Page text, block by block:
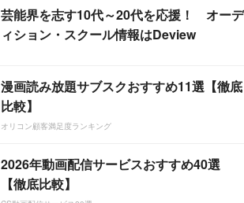
芸能界を志す10代～20代を応援！ オーデ
ィション・スクール情報はDeview
漫画読み放題サブスクおすすめ11選【徹底
比較】
オリコン顧客満足度ランキング
2026年動画配信サービスおすすめ40選
【徹底比較】